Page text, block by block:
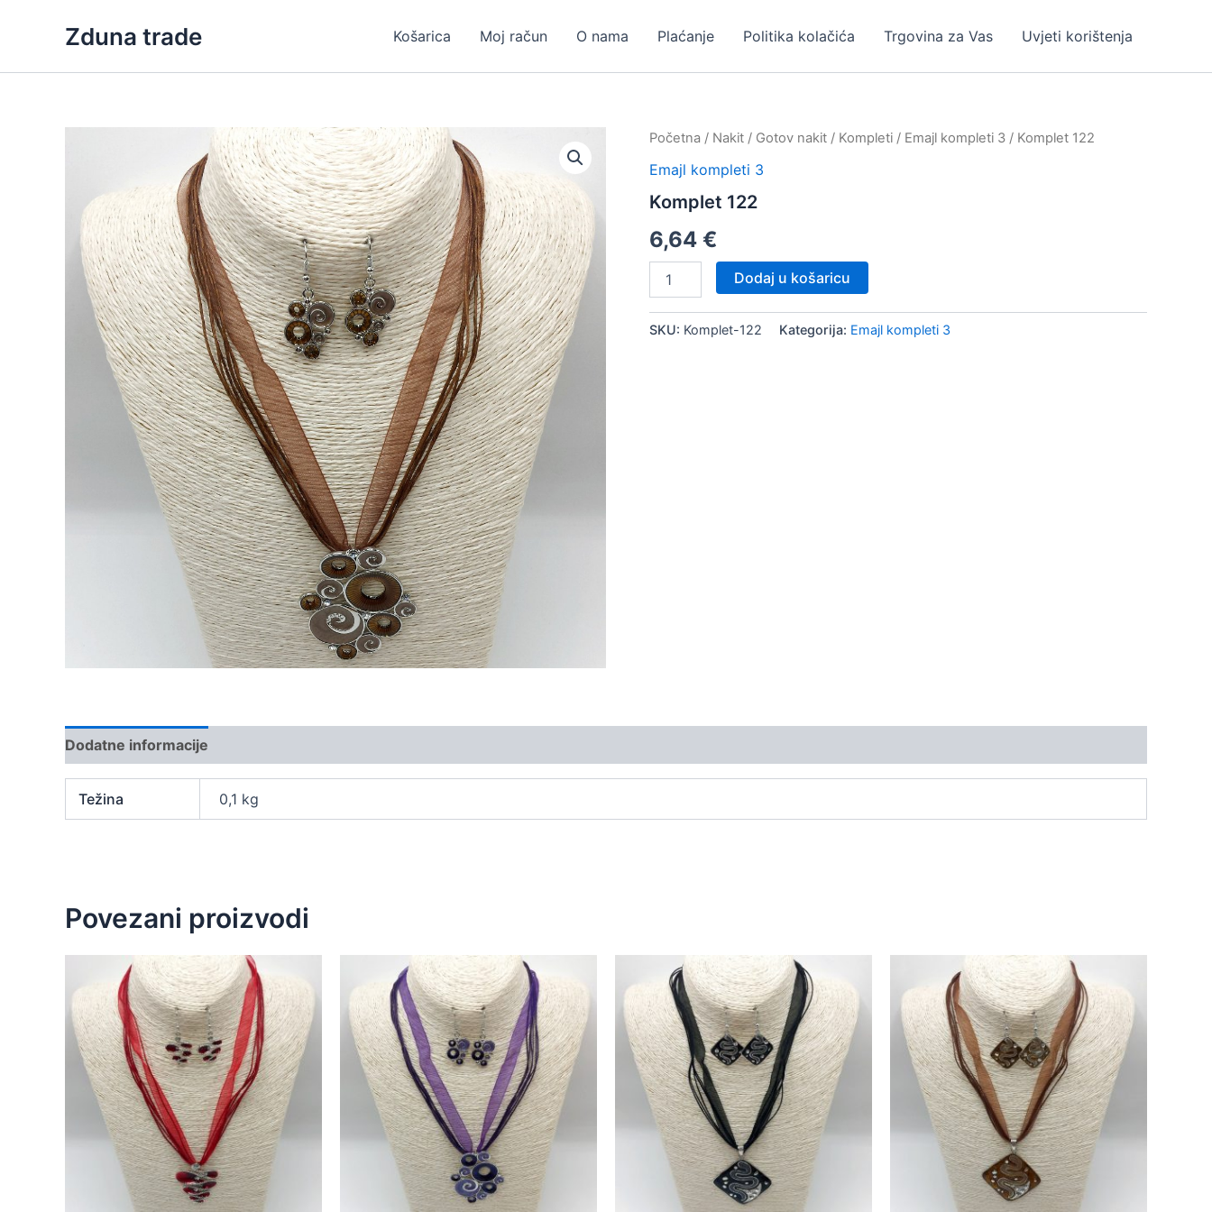
Zduna trade Košarica Moj račun O nama Plaćanje Politika kolačića Trgovina za Vas Uvjeti korištenja
Početna / Nakit / Gotov nakit / Kompleti / Emajl kompleti 3 / Komplet 122
Emajl kompleti 3
Komplet 122
6,64 €
122
Dodaj u košaricu
SKU: Komplet-122 Kategorija: Emajl kompleti 3
Dodatne informacije
Težina 0,1 kg
Povezani proizvodi